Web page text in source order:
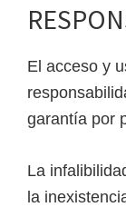
El acceso y
garantía por
La
la